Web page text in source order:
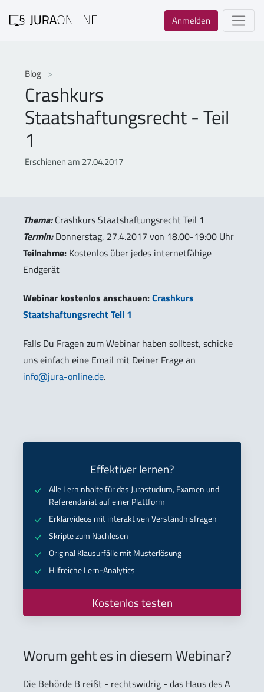
Anmelden
Blog
Crashkurs
Staatshaftungsrecht - Teil
1
Erschienen am 27.04.2017
Thema:Crashkurs Staatshaftungsrecht Teil 1
Termin:Donnerstag, 27.4.2017 von 18.00-19:00 Uhr
Teilnahme: Kostenlos über jedes internetfähige
Endgerät
Webinar kostenlos anschauen:Crashkurs
Staatshaftungsrecht Teil 1
Falls Du Fragen zum Webinar haben solltest, schicke
uns einfach eine Email mit Deiner Frage an
info@jura-online.de.
Effektiver lernen?
Alle Lerninhalte für das Jurastudium, Examen und
Referendariat auf einer Plattform
Erklärvideos mit interaktiven Verständnisfragen
Skripte zum Nachlesen
Original Klausurfälle mit Musterlösung
Hilfreiche Lern-Analytics
Kostenlos testen
Worum geht es in diesem Webinar?
Die Behörde B reißt - rechtswidrig - das Haus des A